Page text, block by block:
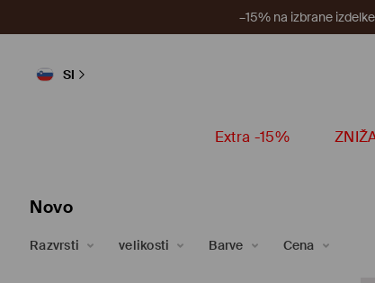
–15% na izbrane
SI
Extra -15%
Novo
Razvrsti velikosti Barve Cena